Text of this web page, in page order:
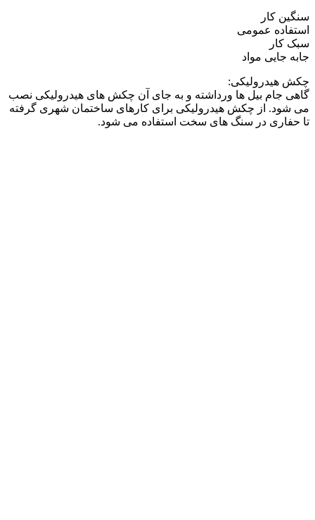
سنگین کار
استفاده عمومی
سبک کار
جابه جایی مواد
چکش هیدرولیکی:
گاهی جام بیل ها ورداشته و به جای آن چکش های هیدرولیکی نصب
می شود. از چکش هیدرولیکی برای کارهای ساختمان شهری گرفته
تا حفاری در سنگ های سخت استفاده می شود.